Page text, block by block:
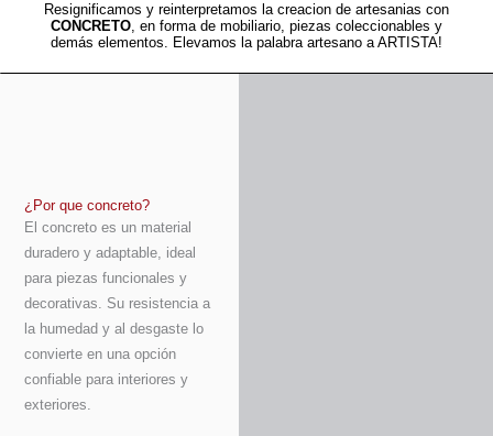
Resignificamos y reinterpretamos la creacion de artesanias con
CONCRETO, en forma de mobiliario, piezas coleccionables y
demás elementos. Elevamos la palabra artesano a ARTISTA!
¿Por que concreto?
El concreto es un material
duradero y adaptable, ideal
para piezas funcionales y
decorativas. Su resistencia a
la humedad y al desgaste lo
convierte en una opción
confiable para interiores y
exteriores.